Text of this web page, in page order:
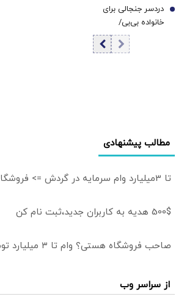
آسیب می‌بیند/
توهین به مسئولان
زمینه‌ساز طمع
دشمنان است
زلزله 7 ریشتری+
فیلم
دردسر جنجالی برای
خانواده بی‌بی/
افشاگری علیه ساره
نتانیاهو پای او را به
7
مطالب پیشنهادی
تا 3میلیارد وام سرمایه در گردش => فروشگاهت رو ثبت کن
500$ هدیه به کاربران جدید،ثبت نام کن
صاحب فروشگاه هستی؟ وام تا ۳ میلیارد تومان بگیر
از سراسر وب